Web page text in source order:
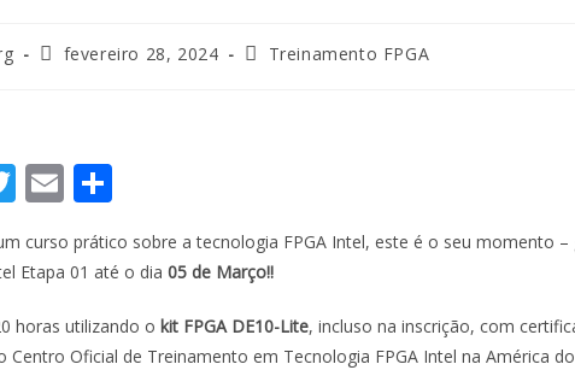
fevereiro 28, 2024 Treinamento FPGA
T
itt
er
E
m
ai ar
curso prático sobre a tecnologia FPGA Intel, este é o seu momento
Etapa 01 até o dia 05 de Março!!
horas utilizando o kit FPGA DE10-Lite, incluso na inscrição, com
Centro Oficial de Treinamento em Tecnologia FPGA Intel na América